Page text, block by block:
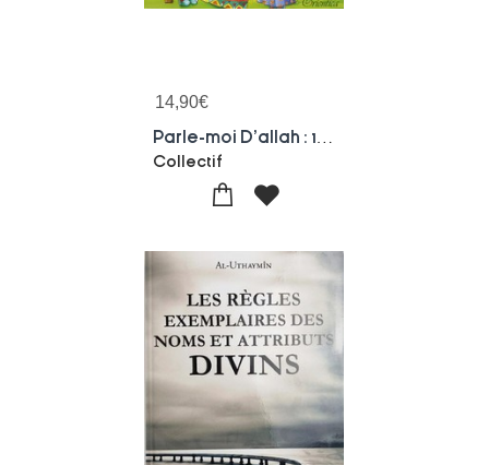
14,90€
Collectif